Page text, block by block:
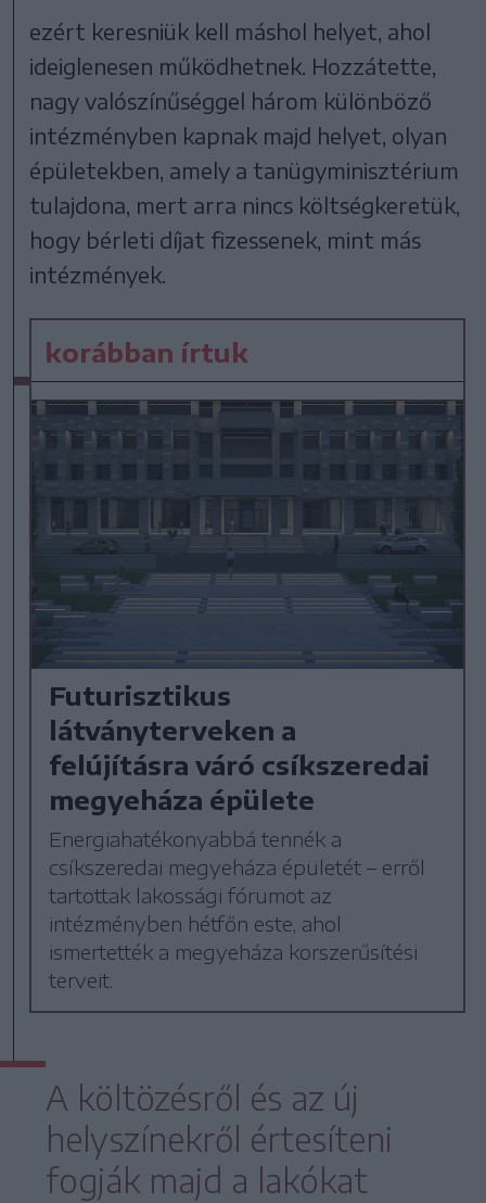
ezért keresniük kell máshol helyet, ahol
ideiglenesen működhetnek. Hozzátette,
nagy valószínűséggel három különböző
intézményben kapnak majd helyet, olyan
épületekben, amely a tanügyminisztérium
tulajdona, mert arra nincs költségkeretük,
hogy bérleti díjat fizessenek, mint más
intézmények.
korábban írtuk
Futurisztikus
látványterveken a
felújításra váró csíkszeredai
megyeháza épülete
Energiahatékonyabbá tennék a
csíkszeredai megyeháza épületét – erről
tartottak lakossági fórumot az
intézményben hétfőn este, ahol
ismertették a megyeháza korszerűsítési
terveit.
A költözésről és az új
helyszínekről értesíteni
fogják majd a lakókat